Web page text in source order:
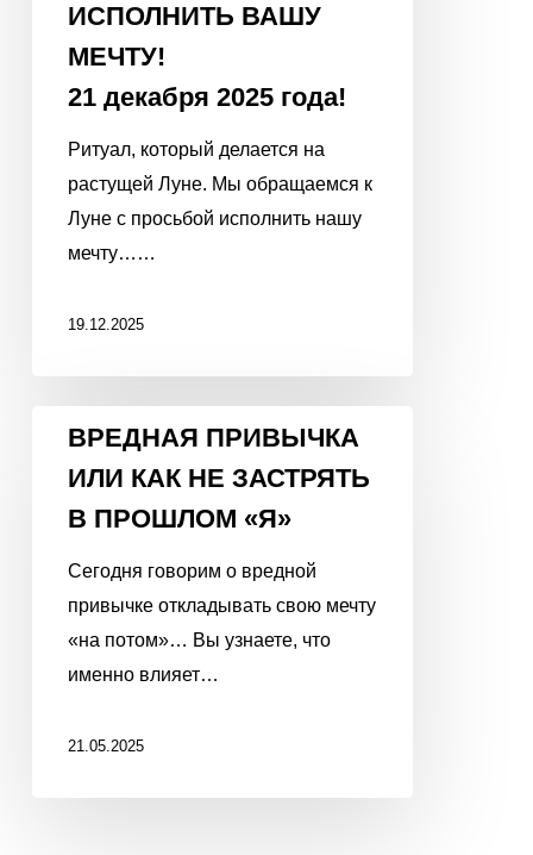
ИСПОЛНИТЬ ВАШУ
МЕЧТУ!
21 декабря 2025 года!
Ритуал, который делается на
растущей Луне. Мы обращаемся к
Луне с просьбой исполнить нашу
мечту……
19.12.2025
ПРИВЫЧКА
ИЛИ
ВРЕДНАЯ ПРИВЫЧКА
ИЛИ КАК НЕ ЗАСТРЯТЬ
В ПРОШЛОМ «Я»
Сегодня говорим о вредной
привычке откладывать свою мечту
«на потом»… Вы узнаете, что
именно влияет…
21.05.2025